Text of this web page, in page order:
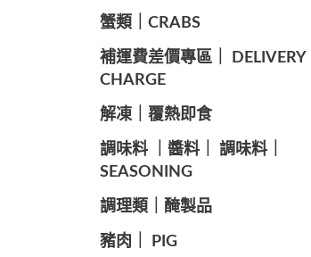
️蟹類｜CRABS
️補運費差價專區｜ DELIVERY
CHARGE
️解凍｜覆熱即食
️調味料 ｜醬料｜ 調味料｜
SEASONING
️調理類｜醃製品
豬肉｜ PIG